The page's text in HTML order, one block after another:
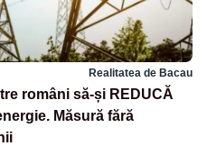
Realitatea de Bacau
români să-și REDUCĂ
Măsură fără